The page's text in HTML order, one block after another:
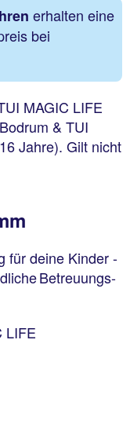
erhalten eine
bei
MAGIC LIFE
& TUI
Jahre). Gilt nicht
für deine Kinder -
Betreuungs-